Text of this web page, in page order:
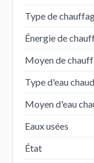
Type de
Énergie de
Moyen de
Type d'eau
Moyen d'eau
Eaux usées
État